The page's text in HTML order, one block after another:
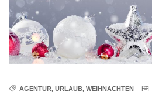
AGENTUR, URLAUB, WEIHNACHTEN